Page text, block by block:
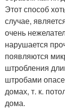
Этот способ
случае,
очень
нарушается
появляются
штробления
штробами
домах, т. к.
дома.